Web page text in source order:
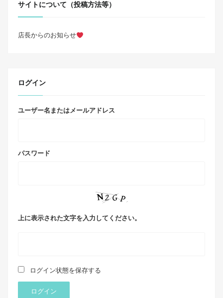
サイトについて（投稿方法等）
店長からのお知らせ
ログイン
ユーザー名またはメールアドレス
パスワード
上に表示された文字を入力してください。
ログイン状態を保存する
ログイン